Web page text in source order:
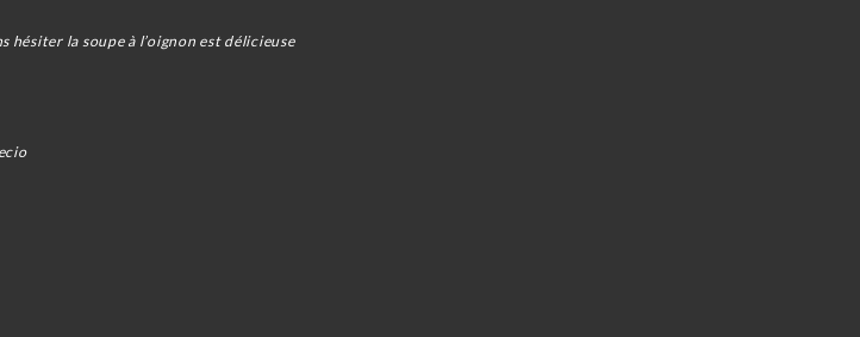
hésiter la soupe à l’oignon est délicieuse